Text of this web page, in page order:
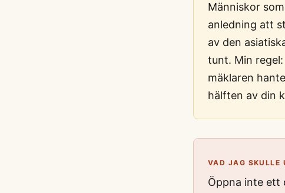
Människor
anledning att
av den
tunt. Min
mäklaren
hälften av din
VAD JAG SKULLE
Öppna inte ett